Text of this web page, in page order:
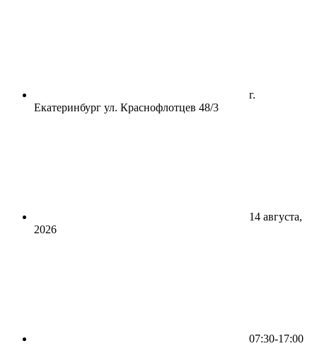
г.
Екатеринбург ул. Краснофлотцев 48/3
14 августа,
2026
07:30-17:00